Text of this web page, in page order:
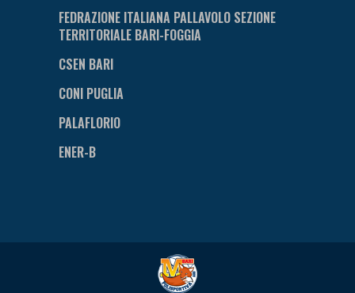
FEDRAZIONE ITALIANA PALLAVOLO SEZIONE
TERRITORIALE BARI-FOGGIA
CSEN BARI
CONI PUGLIA
PALAFLORIO
ENER-B